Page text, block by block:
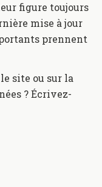
figure toujours
mise à jour
prennent
site ou sur la
? Écrivez-